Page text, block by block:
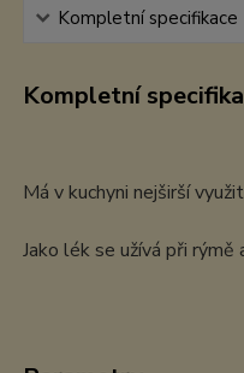
Kompletní specifikace
Kompletní
Má v kuchyni nejširší
Jako lék se užívá při rýmě